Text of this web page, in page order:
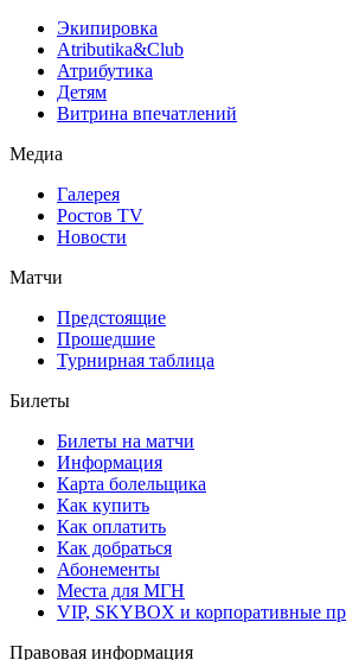
Экипировка
Atributika&Club
Атрибутика
Детям
Витрина впечатлений
Медиа
Галерея
Ростов TV
Новости
Матчи
Предстоящие
Прошедшие
Турнирная таблица
Билеты
Билеты на матчи
Информация
Карта болельщика
Как купить
Как оплатить
Как добраться
Абонементы
Места для МГН
VIP, SKYBOX и корпоративные
Правовая информация